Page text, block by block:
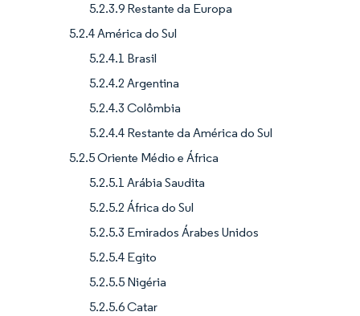
5.2.3.9 Restante da Europa
5.2.4 América do Sul
5.2.4.1 Brasil
5.2.4.2 Argentina
5.2.4.3 Colômbia
5.2.4.4 Restante da América do Sul
5.2.5 Oriente Médio e África
5.2.5.1 Arábia Saudita
5.2.5.2 África do Sul
5.2.5.3 Emirados Árabes Unidos
5.2.5.4 Egito
5.2.5.5 Nigéria
5.2.5.6 Catar